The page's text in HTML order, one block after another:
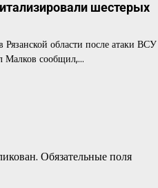
шестерых
области после атаки ВСУ
Малков сообщил,…
Обязательные поля